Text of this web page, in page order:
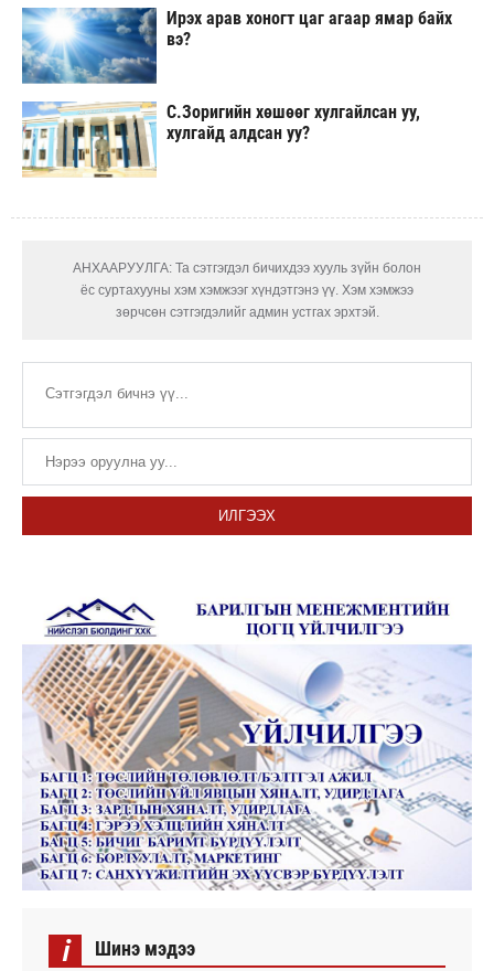
Ирэх арав хоногт цаг агаар ямар байх
вэ?
С.Зоригийн хөшөөг хулгайлсан уу,
хулгайд алдсан уу?
АНХААРУУЛГА: Та сэтгэгдэл бичихдээ хууль зүйн болон
ёс суртахууны хэм хэмжээг хүндэтгэнэ үү. Хэм хэмжээ
зөрчсөн сэтгэгдэлийг админ устгах эрхтэй.
ИЛГЭЭХ
i Шинэ мэдээ